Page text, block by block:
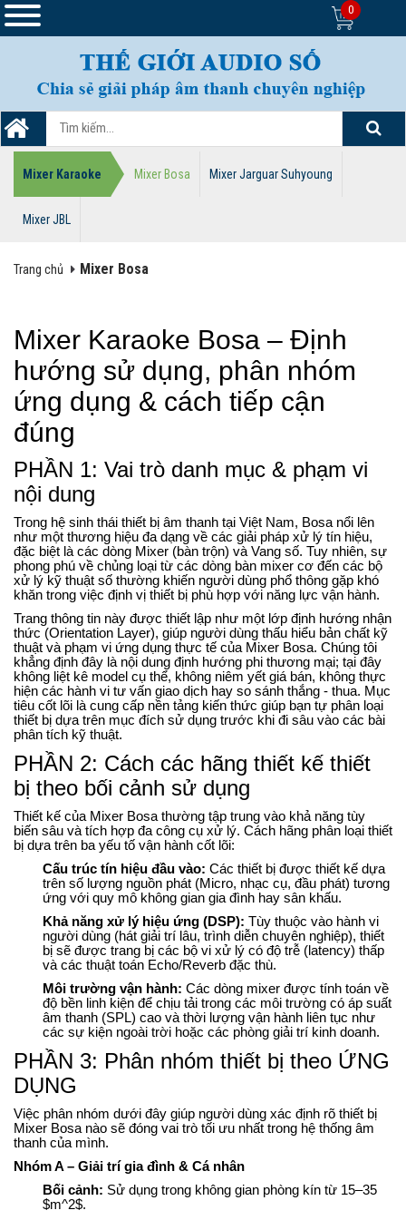
0
Mixer Karaoke Mixer Bosa Mixer Jarguar Suhyoung
Mixer JBL
Trang chủ Mixer Bosa
Mixer Karaoke Bosa – Định
hướng sử dụng, phân nhóm
ứng dụng & cách tiếp cận
đúng
PHẦN 1: Vai trò danh mục & phạm vi
nội dung
Trong hệ sinh thái thiết bị âm thanh tại Việt Nam, Bosa nổi lên
như một thương hiệu đa dạng về các giải pháp xử lý tín hiệu,
đặc biệt là các dòng Mixer (bàn trộn) và Vang số. Tuy nhiên, sự
phong phú về chủng loại từ các dòng bàn mixer cơ đến các bộ
xử lý kỹ thuật số thường khiến người dùng phổ thông gặp khó
khăn trong việc định vị thiết bị phù hợp với năng lực vận hành.
Trang thông tin này được thiết lập như một lớp định hướng nhận
thức (Orientation Layer), giúp người dùng thấu hiểu bản chất kỹ
thuật và phạm vi ứng dụng thực tế của Mixer Bosa. Chúng tôi
khẳng định đây là nội dung định hướng phi thương mại; tại đây
không liệt kê model cụ thể, không niêm yết giá bán, không thực
hiện các hành vi tư vấn giao dịch hay so sánh thắng - thua. Mục
tiêu cốt lõi là cung cấp nền tảng kiến thức giúp bạn tự phân loại
thiết bị dựa trên mục đích sử dụng trước khi đi sâu vào các bài
phân tích kỹ thuật.
PHẦN 2: Cách các hãng thiết kế thiết
bị theo bối cảnh sử dụng
Thiết kế của Mixer Bosa thường tập trung vào khả năng tùy
biến sâu và tích hợp đa công cụ xử lý. Cách hãng phân loại thiết
bị dựa trên ba yếu tố vận hành cốt lõi:
Cấu trúc tín hiệu đầu vào: Các thiết bị được thiết kế dựa
trên số lượng nguồn phát (Micro, nhạc cụ, đầu phát) tương
ứng với quy mô không gian gia đình hay sân khấu.
Khả năng xử lý hiệu ứng (DSP): Tùy thuộc vào hành vi
người dùng (hát giải trí lâu, trình diễn chuyên nghiệp), thiết
bị sẽ được trang bị các bộ vi xử lý có độ trễ (latency) thấp
và các thuật toán Echo/Reverb đặc thù.
Môi trường vận hành: Các dòng mixer được tính toán về
độ bền linh kiện để chịu tải trong các môi trường có áp suất
âm thanh (SPL) cao và thời lượng vận hành liên tục như
các sự kiện ngoài trời hoặc các phòng giải trí kinh doanh.
PHẦN 3: Phân nhóm thiết bị theo ỨNG
DỤNG
Việc phân nhóm dưới đây giúp người dùng xác định rõ thiết bị
Mixer Bosa nào sẽ đóng vai trò tối ưu nhất trong hệ thống âm
thanh của mình.
Nhóm A – Giải trí gia đình & Cá nhân
Bối cảnh: Sử dụng trong không gian phòng kín từ 15–35
$m^2$.